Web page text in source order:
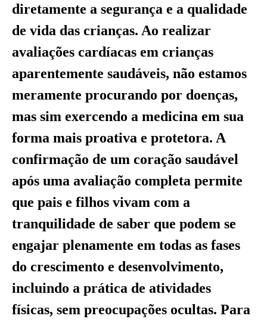
diretamente a segurança e a qualidade
de vida das crianças. Ao realizar
avaliações cardíacas em crianças
aparentemente saudáveis, não estamos
meramente procurando por doenças,
mas sim exercendo a medicina em sua
forma mais proativa e protetora. A
confirmação de um coração saudável
após uma avaliação completa permite
que pais e filhos vivam com a
tranquilidade de saber que podem se
engajar plenamente em todas as fases
do crescimento e desenvolvimento,
incluindo a prática de atividades
físicas, sem preocupações ocultas. Para